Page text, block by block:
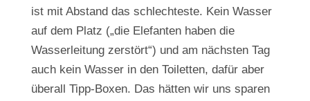
ist mit Abstand das schlechteste. Kein Wasser
auf dem Platz („die Elefanten haben die
Wasserleitung zerstört“) und am nächsten Tag
auch kein Wasser in den Toiletten, dafür aber
überall Tipp-Boxen. Das hätten wir uns sparen